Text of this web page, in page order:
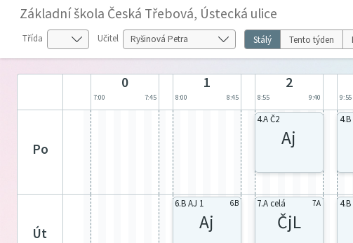
Základní škola Česká Třebová, Ústecká ulice
Třída Učitel Stálý Tento týden
0
7:00 7:45
1
8:00 8:45
2
8:55 9:40 9:55
po
4.A Č2
Aj
4.B
út
6.B AJ 1 6.B
Aj
7.A celá 7.A
ČjL
4.B